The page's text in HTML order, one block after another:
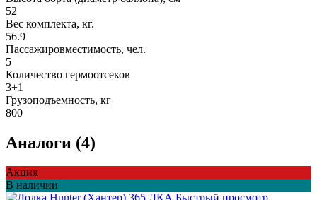
52
Вес комплекта, кг.
56.9
Пассажировместимость, чел.
5
Количество гермоотсеков
3+1
Грузоподъемность, кг
800
Аналоги (4)
Акция
В наличии